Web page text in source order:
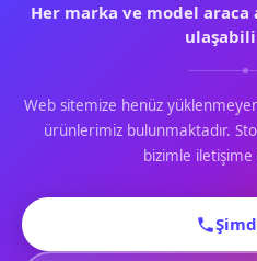
Her marka ve model araca
Web sitemize henüz
ürünlerimiz bulunmaktadır.
bizimle iletişime